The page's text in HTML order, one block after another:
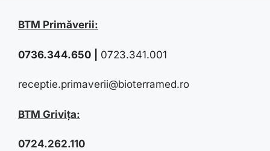
BTM Primăverii:
0736.344.650 0723.341.001
receptie.primaverii@bioterramed.ro
BTM Grivița:
0724.262.110